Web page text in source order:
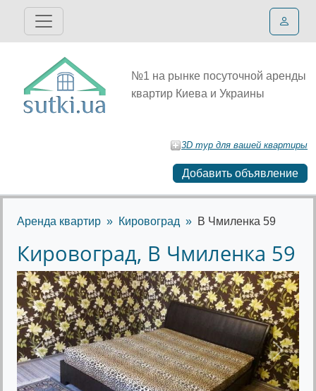
№1 на рынке посуточной аренды
квартир Киева и Украины
3D тур для вашей квартиры
Добавить объявление
Аренда квартир Кировоград В Чмиленка 59
Кировоград, В Чмиленка 59
Предыдущее